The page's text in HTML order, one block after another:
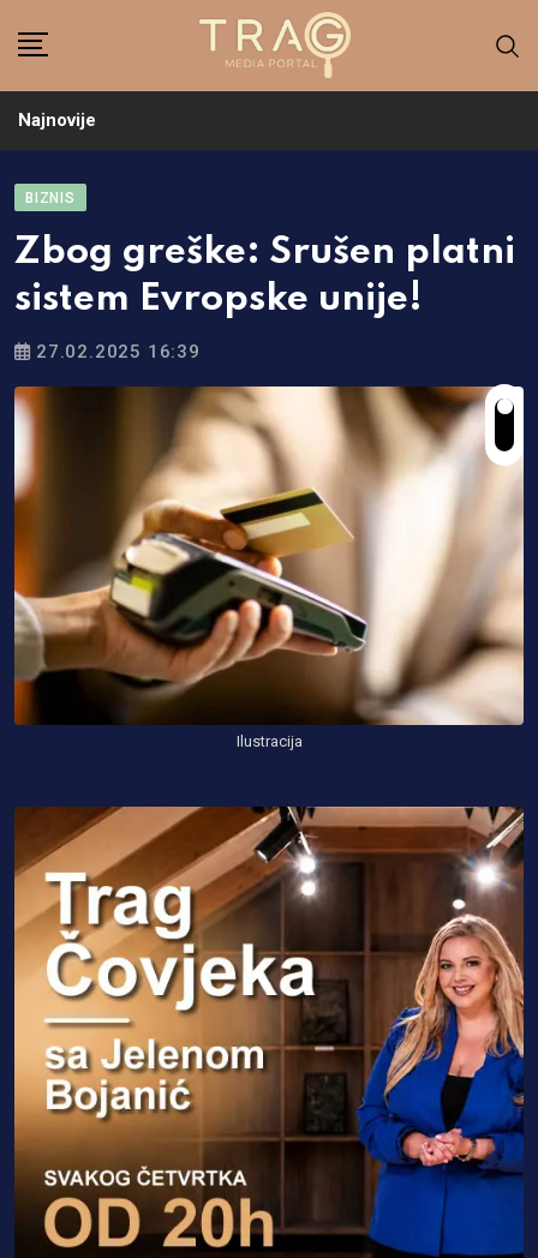
Najnovije
BIZNIS
Zbog greške: Srušen platni
sistem Evropske unije!
27.02.2025 16:39
Ilustracija